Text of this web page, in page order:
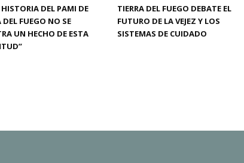
HISTORIA DEL PAMI DE
DEL FUEGO NO SE
UN HECHO DE ESTA
TIERRA DEL FUEGO DEBATE EL
FUTURO DE LA VEJEZ Y LOS
SISTEMAS DE CUIDADO